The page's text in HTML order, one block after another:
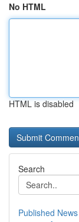
No HTML
HTML is disabled
Search
Published News